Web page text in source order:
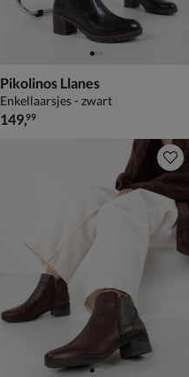
Pikolinos Llanes
Enkellaarsjes - zwart
€ 149,99
149,99